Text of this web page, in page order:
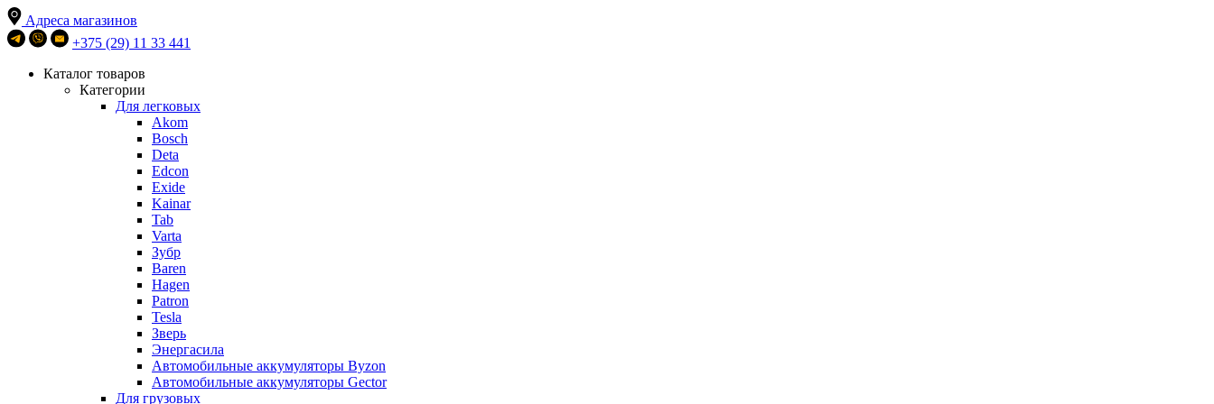
Адреса магазинов
+375 (29) 11 33 441
Каталог товаров
Категории
Для легковых
Akom
Bosch
Deta
Edcon
Exide
Kainar
Tab
Varta
Зубр
Baren
Hagen
Patron
Tesla
Зверь
Энергасила
Автомобильные аккумуляторы Byzon
Автомобильные аккумуляторы Gector
Для грузовых